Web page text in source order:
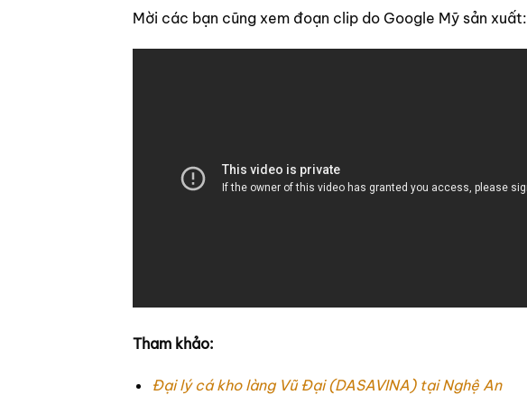
Mời các bạn cũng xem đoạn clip do Google Mỹ sản xuất:
Tham khảo:
Đại lý cá kho làng Vũ Đại (DASAVINA) tại Nghệ An